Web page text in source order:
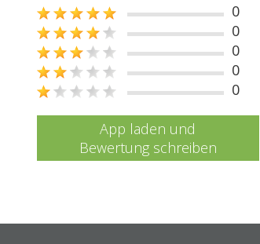
0
0
0
0
0
App laden und
Bewertung schreiben